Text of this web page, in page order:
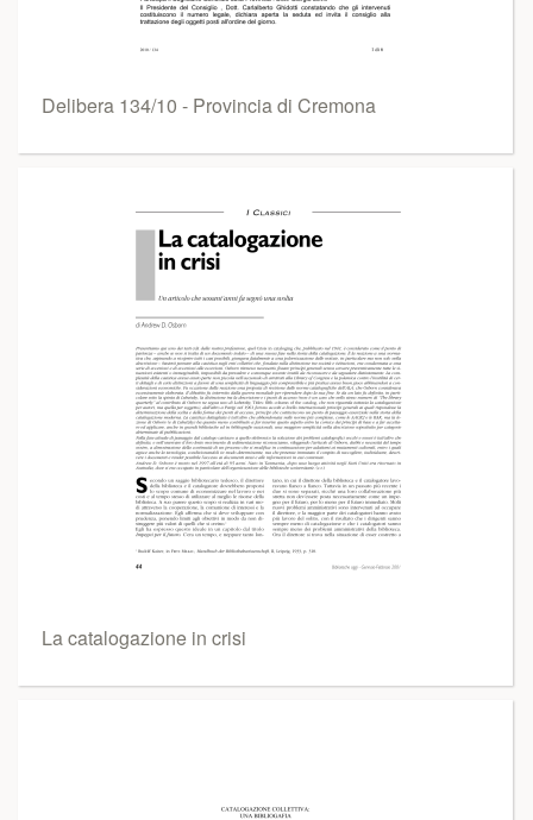
Delibera 134/10 - Provincia di Cremona
La catalogazione in crisi